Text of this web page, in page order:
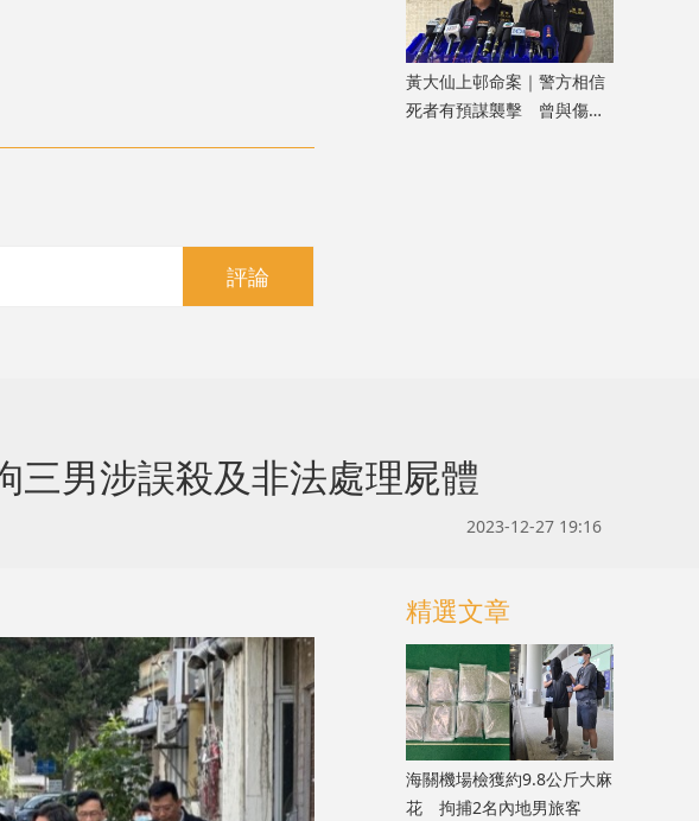
評論
黃大仙上邨命案｜警方相信
死者有預謀襲擊 曾與傷者
男涉誤殺及非法處理屍體
2023-12-27 19:16
精選文章
海關機場檢獲約9.8公斤大麻
花 拘捕2名內地男旅客